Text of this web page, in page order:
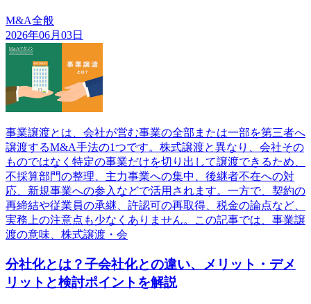
M&A全般
2026年06月03日
事業譲渡とは、会社が営む事業の全部または一部を第三者へ
譲渡するM&A手法の1つです。株式譲渡と異なり、会社その
ものではなく特定の事業だけを切り出して譲渡できるため、
不採算部門の整理、主力事業への集中、後継者不在への対
応、新規事業への参入などで活用されます。一方で、契約の
再締結や従業員の承継、許認可の再取得、税金の論点など、
実務上の注意点も少なくありません。この記事では、事業譲
渡の意味、株式譲渡・会
分社化とは？子会社化との違い、メリット・デメ
リットと検討ポイントを解説